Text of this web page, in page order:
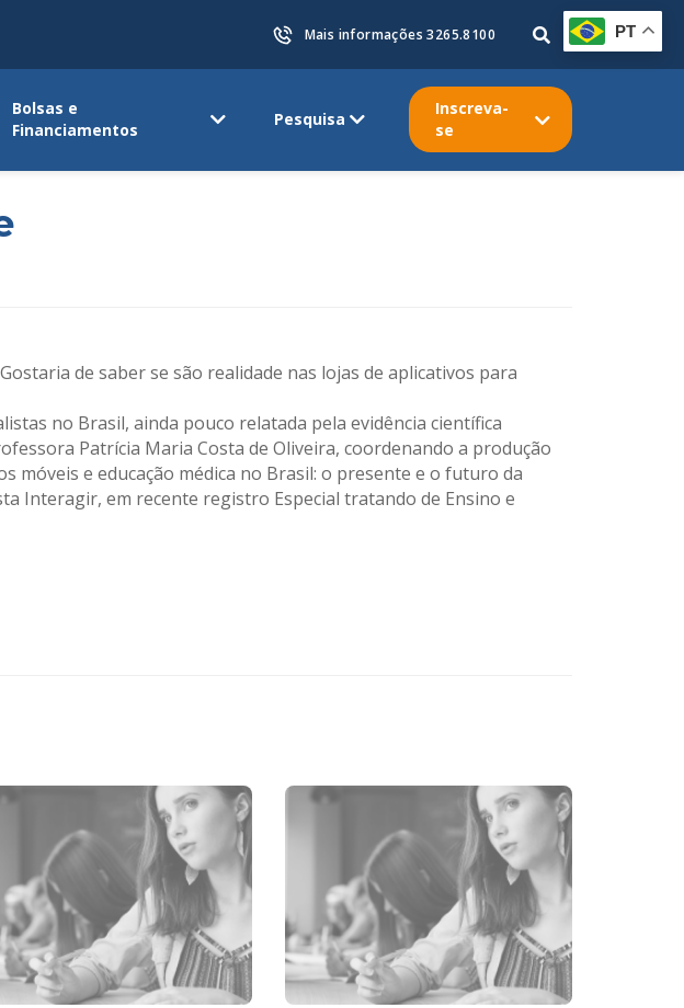
Mais informações 3265.8100
Bolsas e
Financiamentos
Pesquisa
Inscreva-
se
de saber se são realidade nas lojas de aplicativos para
no Brasil, ainda pouco relatada pela evidência científica
Patrícia Maria Costa de Oliveira, coordenando a produção
móveis e educação médica no Brasil: o presente e o futuro da
Interagir, em recente registro Especial tratando de Ensino e
PT